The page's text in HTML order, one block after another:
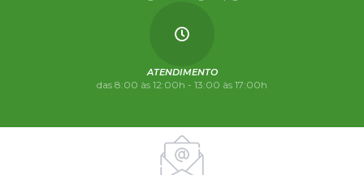
ATENDIMENTO
das 8:00 às 12:00h - 13:00 às 17:00h